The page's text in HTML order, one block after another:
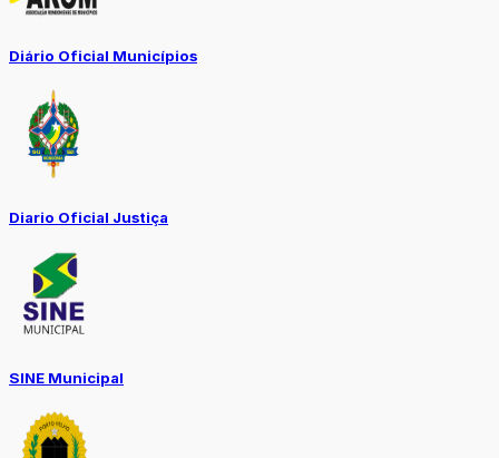
Diário Oficial Municípios
Diario Oficial Justiça
SINE Municipal